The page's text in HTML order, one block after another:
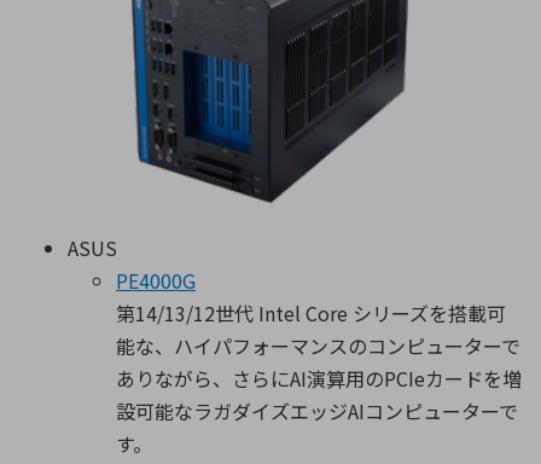
ASUS
PE4000G
第14/13/12世代 Intel Core シリーズを搭載可
能な、ハイパフォーマンスのコンピューターで
ありながら、さらにAI演算用のPCIeカードを増
設可能なラガダイズエッジAIコンピューターで
す。